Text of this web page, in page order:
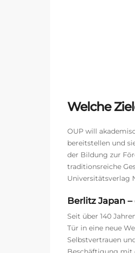
Welche
OUP will
bereitstellen und
der Bildung zur
traditionsreiche
Universitätsverlag
Berlitz Japan
Seit über 140
Tür in eine neue
Selbstvertrauen